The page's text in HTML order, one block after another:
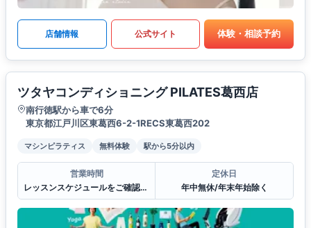
店舗情報 公式サイト 体験・相談予約
ツタヤコンディショニング PILATES葛西店
南行徳駅から車で6分
東京都江戸川区東葛西6-2-1RECS東葛西202
マシンピラティス 無料体験 駅から5分以内
営業時間
レッスンスケジュールをご確認ください。
定休日
年中無休/年末年始除く